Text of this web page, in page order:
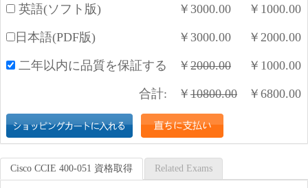
英語(ソフト版) ￥ 3000.00 ￥ 1000.00
日本語(PDF版) ￥ 3000.00 ￥ 2000.00
二年以内に品質を保証する ￥ 2000.00 ￥ 1000.00
合計: ￥ 10800.00 ￥ 6800.00
Cisco CCIE 400-051 資格取得 Related Exams